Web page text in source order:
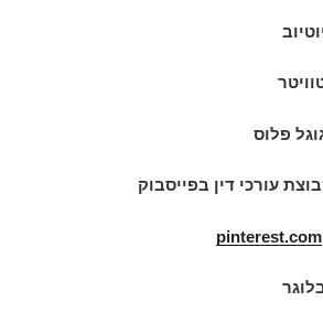
פלוס
עורכי דין בפייסבוק
pinterest.com